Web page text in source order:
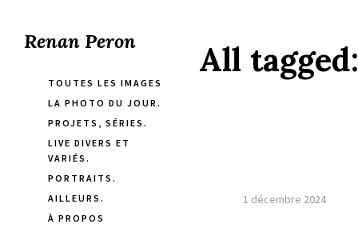
Renan Peron
TOUTES LES IMAGES
LA PHOTO DU JOUR.
PROJETS, SÉRIES.
LIVE DIVERS ET
VARIÉS.
PORTRAITS.
AILLEURS.
À PROPOS
All tagged:
1 décembre 2024